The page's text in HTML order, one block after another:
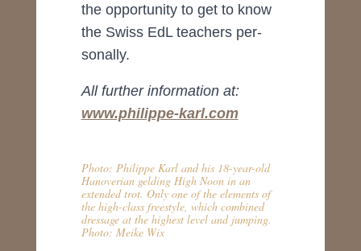
the opportunity to get to know
the Swiss EdL teachers per-
sonally.
All further information at:
www.philippe-karl.com
Photo: Philippe Karl and his 18-year-old
Hanoverian gelding High Noon in an
extended trot. Only one of the elements of
the high-class freestyle, which combined
dressage at the highest level and jumping.
Photo: Meike Wix